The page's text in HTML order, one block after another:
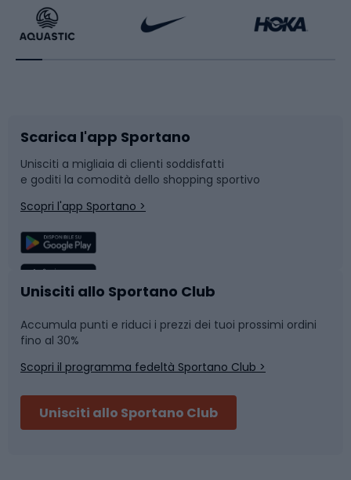
Bikepacking
Bushcraft
Corsa
Sport di squadra
Caschi da ciclismo
Skitouring
Sport con le racchette
Slitte e slittini
Snowboard
Camminata nordica
Nuoto
Pattinaggio
Scarica l'app Sportano
Unisciti a migliaia di clienti soddisfatti
e goditi la comodità dello shopping sportivo
Scopri l'app Sportano >
Unisciti allo Sportano Club
Accumula punti e riduci i prezzi dei tuoi prossimi ordini
fino al 30%
Scopri il programma fedeltà Sportano Club >
Unisciti allo Sportano Club